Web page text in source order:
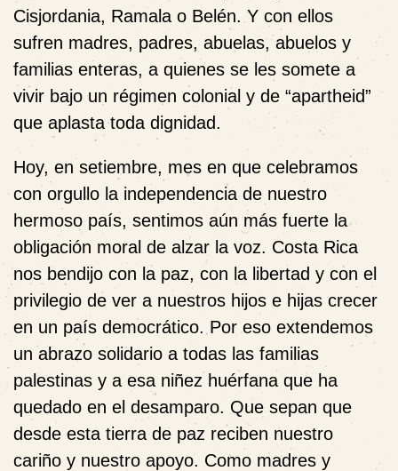
Cisjordania, Ramala o Belén. Y con ellos
sufren madres, padres, abuelas, abuelos y
familias enteras, a quienes se les somete a
vivir bajo un régimen colonial y de “apartheid”
que aplasta toda dignidad.
Hoy, en setiembre, mes en que celebramos
con orgullo la independencia de nuestro
hermoso país, sentimos aún más fuerte la
obligación moral de alzar la voz. Costa Rica
nos bendijo con la paz, con la libertad y con el
privilegio de ver a nuestros hijos e hijas crecer
en un país democrático. Por eso extendemos
un abrazo solidario a todas las familias
palestinas y a esa niñez huérfana que ha
quedado en el desamparo. Que sepan que
desde esta tierra de paz reciben nuestro
cariño y nuestro apoyo. Como madres y